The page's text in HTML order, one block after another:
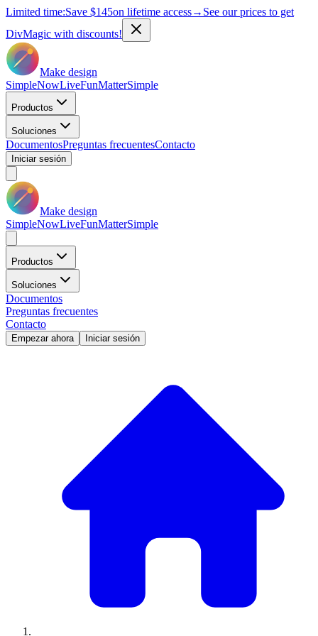
Limited time:Save $145on lifetime access→ See our prices to get
DivMagic with discounts!
Make design
SimpleNowLiveFunMatterSimple
Productos
Soluciones
DocumentosPreguntas frecuentesContacto
Iniciar sesión
Make design
SimpleNowLiveFunMatterSimple
Productos
Soluciones
Documentos
Preguntas frecuentes
Contacto
Empezar ahora Iniciar sesión